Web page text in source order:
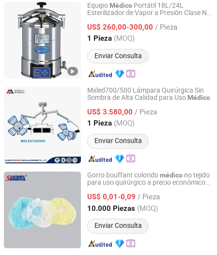
Equipo Médico Portátil 18L/24L
Esterilizador de Vapor a Presión Clase N
US$ 260,00-300,00 / Pieza
1 Pieza (MOQ)
Enviar Consulta
NANJING ARCHMED MEDICAL EQUIPMENT CO., LTD.
Jiangsu, China Desde 2022
Mxled700/500 Lámpara Quirúrgica Sin
Sombra de Alta Calidad para Uso Médico
US$ 3.580,00 / Pieza
1 Pieza (MOQ)
Enviar Consulta
Shandong Mingxu Medical Equipment Co., Ltd.
Shandong, China Desde 2024
Gorro bouffant coloridomédico no tejido
para uso quirúrgico a precio económico
US$ 0,01-0,09 / Pieza
10.000 Piezas (MOQ)
Enviar Consulta
Yangzhou Super Union Medical Material Co., Ltd.
Jiangsu, China Desde 2011